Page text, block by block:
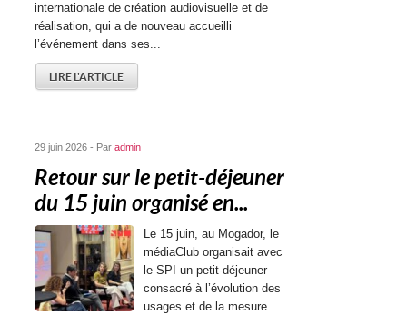
internationale de création audiovisuelle et de
réalisation, qui a de nouveau accueilli
l’événement dans ses...
LIRE L'ARTICLE
29 juin 2026 - Paradmin
Retour sur le petit-déjeuner
du 15 juin organisé en...
Le 15 juin, au Mogador, le
médiaClub organisait avec
le SPI un petit-déjeuner
consacré à l’évolution des
usages et de la mesure